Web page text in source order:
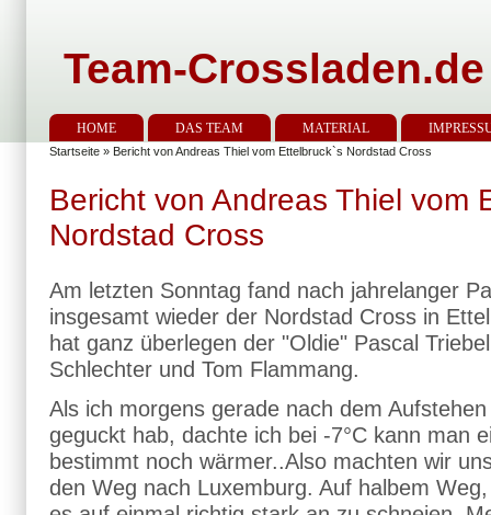
Team-Crossladen.de
HOME DAS TEAM MATERIAL
Startseite » Bericht von Andreas Thiel vom Ettelbruck`s Nordstad Cross
Bericht von Andreas Thiel vom
Nordstad Cross
Am letzten Sonntag fand nach jahrelanger
insgesamt wieder der Nordstad Cross in
hat ganz überlegen der "Oldie" Pascal
Schlechter und Tom Flammang.
Als ich morgens gerade nach dem
geguckt hab, dachte ich bei -7°C kann man
bestimmt noch wärmer..Also machten wir
den Weg nach Luxemburg. Auf halbem